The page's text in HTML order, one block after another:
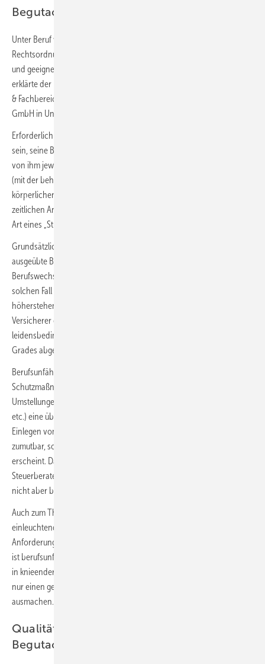
Begutachtung in der BU-Versicherung
Unter Beruf wird jede Tätigkeit bezeichnet, die sich im Rahmen der
Rechtsordnung bewegt, auf dauerhafte Erwerbserzielung angelegt
und geeignet ist, zum Lebensunterhalt des Berufstätigen beizutragen,
erklärte der Rechtsanwalt
& Fachbereichsleiter Vor-Ort-Services bei der Pro Claims Solution
GmbH in Unna.
Erforderlich ist, dass der Versicherte, der behauptet, berufsunfähig zu
sein, seine Berufstätigkeit in Gestalt einer konkreten Beschreibung der
von ihm jeweils ausgeübten Einzeltätigkeiten gezielt in Bezug auf die
(mit der behaupteten Behinderung in Verbindung stehenden)
körperlichen Beanspruchungen sowie unter Angabe der jeweiligen
zeitlichen Anteile an seiner Gesamtarbeitszeit darlegt, möglichst nach
Art eines „Stundenplans“.
Grundsätzlicher Maßstab bei der Begutachtung ist der zuletzt
ausgeübte Beruf, mit einer Ausnahme: Der sog. leidensbedingte
Berufswechsel (wofür der Versicherte beweispflichtig ist). In einem
solchen Fall beruht die Aufgabe des qualitativ oder wirtschaftlich
höherstehenden Berufes auf Gründen, für deren Folgen der
Versicherer gerade einzustehen hat. In diesem Fall soll dann auf die
leidensbedingt aufgegebene Tätigkeit bei der Bemessung des BU-
Grades abgestellt werden.
Berufsunfähigkeit liegt aber nicht vor, wenn durch zumutbare
Schutzmaßnahmen (z. B. Tragen von Handschuhen), Anstrengungen,
Umstellungen bzw. Kompensationsmaßnahmen (Hilfsmittel wie Brillen
etc.) eine über 50 %liegender beruflicher Einsatz möglich ist. Auch das
Einlegen von zusätzlichen Pausen ist zum Erhalt der Berufsfähigkeit
zumutbar, sofern dadurch noch eine wertbringende Arbeit darstellbar
erscheint. Das ist etwa möglich bei einem selbständigen
Steuerberater, der die Kundengespräche selbst terminieren kann,
nicht aber bei einem Fließbandarbeiter, erläuterte
Auch zum Thema der „prägenden Teiltätigkeit“ führte
einleuchtendes Beispiel an: Ein Notarzt, dessen körperliche
Anforderungen beim konkreten Einsatz ja nicht im Voraus feststehen,
ist berufsunfähig, wenn ihm etwa die Behandlung liegender Verletzter
in knieender Stellung nicht möglich ist – auch wenn solche Einsätze
nur einen geringen zeitlichen Anteil seiner gesamten Tätigkeit
ausmachen.
Qualitätsmanagement in der ­BU-
Begutachtung